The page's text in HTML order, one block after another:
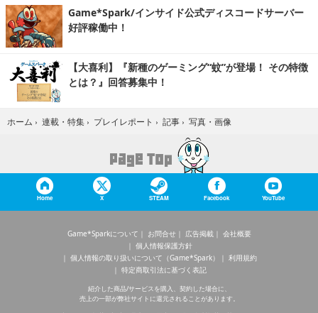
Game*Spark/インサイド公式ディスコードサーバー
好評稼働中！
【大喜利】『新種のゲーミング“蚊”が登場！ その特徴
とは？』回答募集中！
ホーム › 連載・特集 › プレイレポート › 記事 › 写真・画像
Home X STEAM Facebook YouTube
Game*Sparkについて お問合せ 広告掲載
会社概要
個人情報保護方針
個人情報の取り扱いについて（Game*Spark）
利用規約
特定商取引法に基づく表記
紹介した商品/サービスを購入、契約した場合に、
売上の一部が弊社サイトに還元されることがあります。